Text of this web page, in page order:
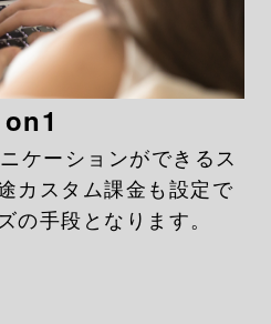
ケーションができるス
カスタム課金も設定で
の手段となります。